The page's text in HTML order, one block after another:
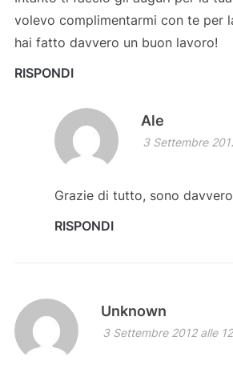
volevo complimentarmi con te per
hai fatto davvero un buon lavoro!
RISPONDI
Ale
3 Settembre
Grazie di tutto, sono
RISPONDI
Unknown
3 Settembre 2012 alle